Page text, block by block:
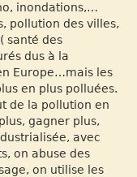
inondations,…
pollution des villes,
santé des
dus à la
Europe…mais les
en plus polluées.
de la pollution en
gagner plus,
avec
on abuse des
on utilise les